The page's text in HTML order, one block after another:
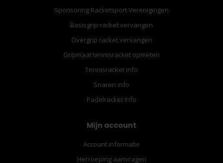
Sponsoring Racketsport Verenigingen
Basisgrip racket vervangen
Overgrip racket vervangen
Gripmaat tennisracket opmeten
Tennisracket info
Snaren info
Padelracket Info
Mijn account
Account informatie
Herroeping aanvragen